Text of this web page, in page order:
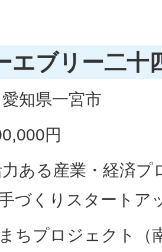
エブリー二十
知県一宮市
円
ある産業・経済
づくりスタートア
ちプロジェクト（